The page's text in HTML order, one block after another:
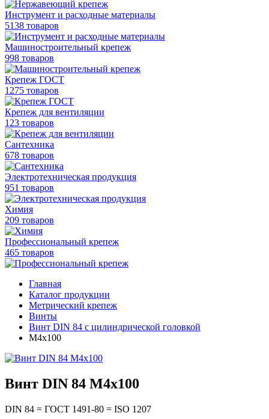
Инструмент и расходные материалы
5138 товаров
Машиностроительный крепеж
998 товаров
Крепеж ГОСТ
1275 товаров
Крепеж для вентиляции
123 товаров
Сантехника
678 товаров
Электротехническая продукция
951 товаров
Химия
209 товаров
Профессиональный крепеж
465 товаров
Главная
Каталог продукции
Метрический крепеж
Винты
Винт DIN 84 с цилиндрической головкой
М4х100
Винт DIN 84 М4х100
DIN 84 = ГОСТ 1491-80 = ISO 1207